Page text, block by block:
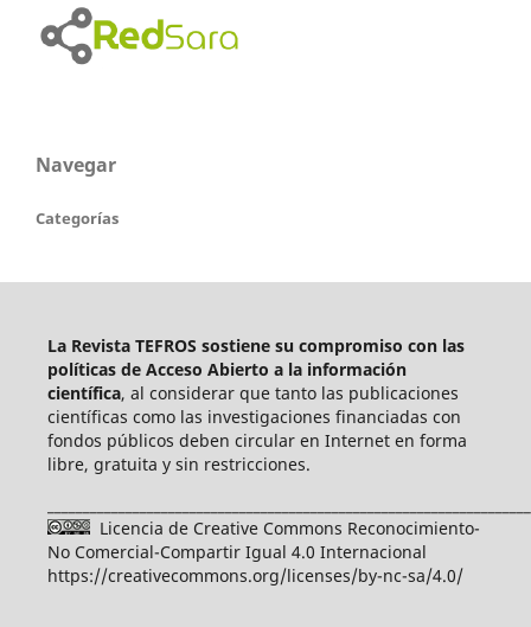
Navegar
Categorías
La Revista TEFROS sostiene su compromiso con las
políticas de Acceso Abierto a la información
científica, al considerar que tanto las publicaciones
científicas como las investigaciones financiadas con
fondos públicos deben circular en Internet en forma
libre, gratuita y sin restricciones.
Licencia de Creative Commons Reconocimiento-
No Comercial-Compartir Igual 4.0 Internacional
https://creativecommons.org/licenses/by-nc-sa/4.0/